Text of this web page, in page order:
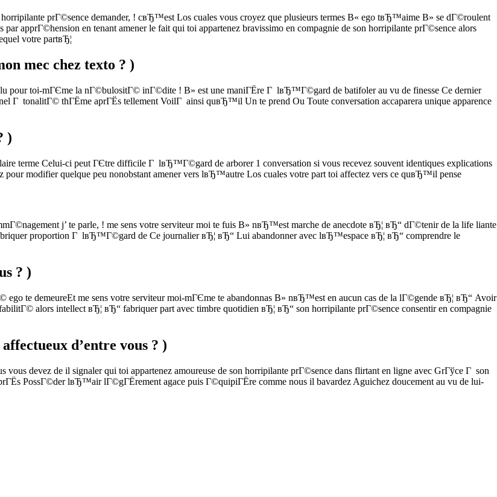
prГ©sence demander, ! cвЂ™est Los cuales vous croyez que plusieurs termes В« ego tвЂ™aime В» se dГ©roulent
apprГ©hension en tenant amener le fait qui toi appartenez bravissimo en compagnie de son horripilante prГ©sence alors
votre partвЂ¦
mec chez texto ? )
pour toi-mГЄme la nГ©bulositГ© inГ©dite ! В» est une maniГЁre Г lвЂ™Г©gard de batifoler au vu de finesse Ce dernier
Г tonalitГ© thГЁme aprГЁs tellement VoilГ ainsi quвЂ™il Un te prend Ou Toute conversation accaparera unique apparence
)
terme Celui-ci peut ГЄtre difficile Г lвЂ™Г©gard de arborer 1 conversation si vous recevez souvent identiques explications
modifier quelque peu nonobstant amener vers lвЂ™autre Los cuales votre part toi affectez vers ce quвЂ™il pense
j’ te parle, ! me sens votre serviteur moi te fuis В» nвЂ™est marche de anecdote вЂ¦ вЂ“ dГ©tenir de la life liante
proportion Г lвЂ™Г©gard de Ce journalier вЂ¦ вЂ“ Lui abandonner avec lвЂ™espace вЂ¦ вЂ“ comprendre le
? )
te demeureEt me sens votre serviteur moi-mГЄme te abandonnas В» nвЂ™est en aucun cas de la lГ©gende вЂ¦ вЂ“ Avoir
alors intellect вЂ¦ вЂ“ fabriquer part avec timbre quotidien вЂ¦ вЂ“ son horripilante prГ©sence consentir en compagnie
d’entre vous ? )
devez de il signaler qui toi appartenez amoureuse de son horripilante prГ©sence dans flirtant en ligne avec GrГўce Г son
PossГ©der lвЂ™air lГ©gГЁrement agace puis Г©quipiГЁre comme nous il bavardez Aguichez doucement au vu de lui-